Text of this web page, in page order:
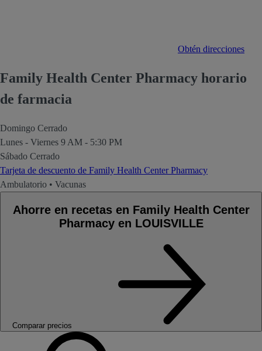
Obtén direcciones
Family Health Center Pharmacy horario
de farmacia
Domingo Cerrado
Lunes - Viernes 9 AM - 5:30 PM
Sábado Cerrado
Tarjeta de descuento de Family Health Center Pharmacy
Ambulatorio • Vacunas
Ahorre en recetas en Family Health Center
Pharmacy en LOUISVILLE
Comparar precios